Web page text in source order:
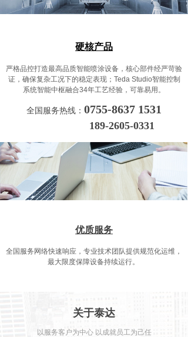
全国服务热线： 0755-8637 1531
189-2605-0331
严格品控打造最高品质智能喷涂设备，核心部件经严苛验
证，确保复杂工况下的稳定表现；Teda Studio智能控制
系统智能中枢融合34年工艺经验，可靠易用。
硬核产品
优质服务
全国服务网络快速响应，专业技术团队提供规范化运维，
最大限度保障设备持续运行。
关于泰达
以服务客户为中心 以成就员工为己任